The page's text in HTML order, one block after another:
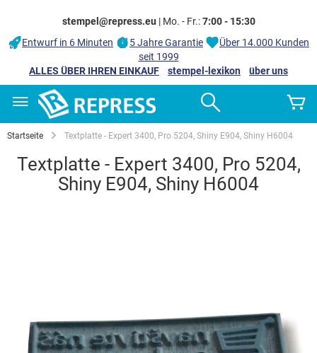
stempel@repress.eu | Mo. - Fr.:7:00 - 15:30
Entwurf in 6 Minuten
5 Jahre Garantie
Über 14.000 Kunden
seit 1999
ALLES ÜBER IHREN EINKAUF
stempel-lexikon
über uns
Startseite Textplatte - Expert 3400, Pro 5204, Shiny E904, Shiny H6004
Textplatte - Expert 3400, Pro 5204,
Shiny E904, Shiny H6004